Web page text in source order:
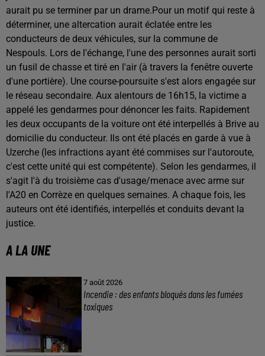
aurait pu se terminer par un drame.Pour un motif qui reste à
déterminer, une altercation aurait éclatée entre les
conducteurs de deux véhicules, sur la commune de
Nespouls. Lors de l'échange, l'une des personnes aurait sorti
un fusil de chasse et tiré en l'air (à travers la fenêtre ouverte
d'une portière). Une course-poursuite s'est alors engagée sur
le réseau secondaire. Aux alentours de 16h15, la victime a
appelé les gendarmes pour dénoncer les faits. Rapidement
les deux occupants de la voiture ont été interpellés à Brive au
domicilie du conducteur. Ils ont été placés en garde à vue à
Uzerche (les infractions ayant été commises sur l'autoroute,
c'est cette unité qui est compétente). Selon les gendarmes, il
s'agit l'à du troisième cas d'usage/menace avec arme sur
l'A20 en Corrèze en quelques semaines. A chaque fois, les
auteurs ont été identifiés, interpellés et conduits devant la
justice.
A LA UNE
7 août 2026
Incendie : des enfants bloqués dans les fumées
toxiques